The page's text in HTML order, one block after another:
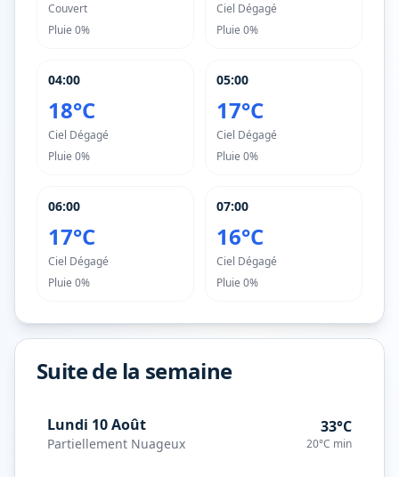
Couvert
Pluie 0%
Ciel Dégagé
Pluie 0%
04:00
18°C
Ciel Dégagé
Pluie 0%
05:00
17°C
Ciel Dégagé
Pluie 0%
06:00
17°C
Ciel Dégagé
Pluie 0%
07:00
16°C
Ciel Dégagé
Pluie 0%
Suite de la semaine
Lundi 10 Août
Partiellement Nuageux
33°C
20°C min